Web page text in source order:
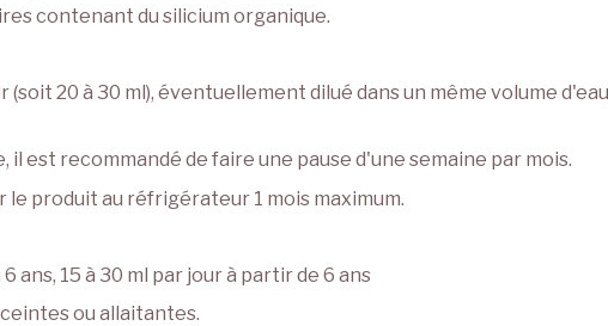
contenant du silicium organique.
(soit 20 à 30 ml), éventuellement dilué dans un même volume
il est recommandé de faire une pause d'une semaine par mois.
produit au réfrigérateur 1 mois maximum.
ans, 15 à 30 ml par jour à partir de 6 ans
ou allaitantes.